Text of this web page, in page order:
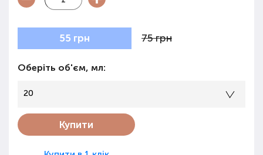
55 грн 75 грн
Оберіть об'єм, мл:
20
Купити